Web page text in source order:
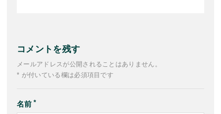
コメントを残す
メールアドレスが公開されることはありません。
* が付いている欄は必須項目です
名前